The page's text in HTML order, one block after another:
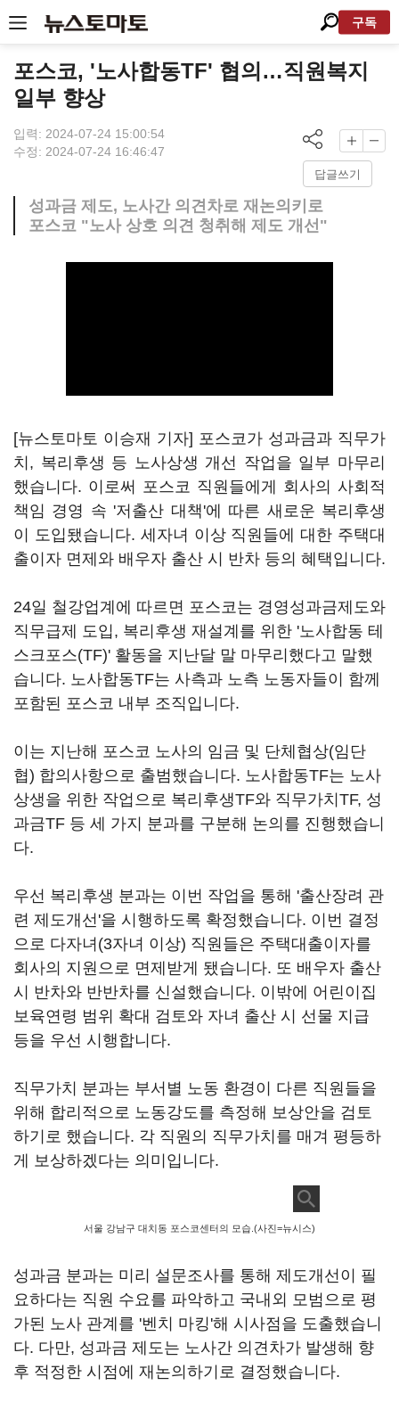
구독
포스코, '노사합동TF' 협의…직원복지
일부 향상
입력: 2024-07-24 15:00:54
수정: 2024-07-24 16:46:47
답글쓰기
성과금 제도, 노사간 의견차로 재논의키로
포스코 "노사 상호 의견 청취해 제도 개선"
[뉴스토마토 이승재 기자] 포스코가 성과금과 직무가
치, 복리후생 등 노사상생 개선 작업을 일부 마무리
했습니다. 이로써 포스코 직원들에게 회사의 사회적
책임 경영 속 '저출산 대책'에 따른 새로운 복리후생
이 도입됐습니다. 세자녀 이상 직원들에 대한 주택대
출이자 면제와 배우자 출산 시 반차 등의 혜택입니다.
24일 철강업계에 따르면 포스코는 경영성과금제도와
직무급제 도입, 복리후생 재설계를 위한 '노사합동 테
스크포스(TF)' 활동을 지난달 말 마무리했다고 말했
습니다. 노사합동TF는 사측과 노측 노동자들이 함께
포함된 포스코 내부 조직입니다.
이는 지난해 포스코 노사의 임금 및 단체협상(임단
협) 합의사항으로 출범했습니다. 노사합동TF는 노사
상생을 위한 작업으로 복리후생TF와 직무가치TF, 성
과금TF 등 세 가지 분과를 구분해 논의를 진행했습니
다.
우선 복리후생 분과는 이번 작업을 통해 '출산장려 관
련 제도개선'을 시행하도록 확정했습니다. 이번 결정
으로 다자녀(3자녀 이상) 직원들은 주택대출이자를
회사의 지원으로 면제받게 됐습니다. 또 배우자 출산
시 반차와 반반차를 신설했습니다. 이밖에 어린이집
보육연령 범위 확대 검토와 자녀 출산 시 선물 지급
등을 우선 시행합니다.
직무가치 분과는 부서별 노동 환경이 다른 직원들을
위해 합리적으로 노동강도를 측정해 보상안을 검토
하기로 했습니다. 각 직원의 직무가치를 매겨 평등하
게 보상하겠다는 의미입니다.
서울 강남구 대치동 포스코센터의 모습.(사진=뉴시스)
성과금 분과는 미리 설문조사를 통해 제도개선이 필
요하다는 직원 수요를 파악하고 국내외 모범으로 평
가된 노사 관계를 '벤치 마킹'해 시사점을 도출했습니
다. 다만, 성과금 제도는 노사간 의견차가 발생해 향
후 적정한 시점에 재논의하기로 결정했습니다.